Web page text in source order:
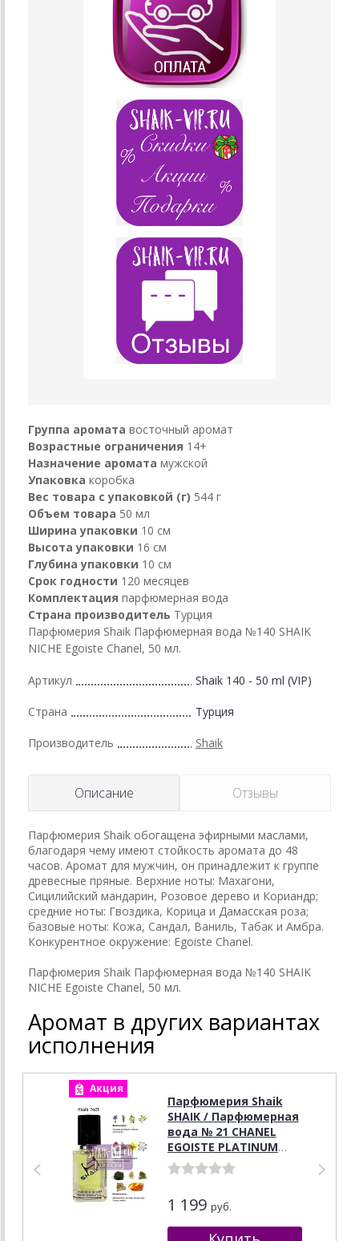
Группа аромата восточный аромат
Возрастные ограничения 14+
Назначение аромата мужской
Упаковка коробка
Вес товара с упаковкой (г) 544 г
Объем товара 50 мл
Ширина упаковки 10 см
Высота упаковки 16 см
Глубина упаковки 10 см
Срок годности 120 месяцев
Комплектация парфюмерная вода
Страна производитель Турция
Парфюмерия Shaik Парфюмерная вода №140 SHAIK
NICHE Egoiste Chanel, 50 мл.
Артикул Shaik 140 - 50 ml (VIP)
Страна Турция
Производитель Shaik
Описание Отзывы
Парфюмерия Shaik обогащена эфирными маслами,
благодаря чему имеют стойкость аромата до 48
часов. Аромат для мужчин, он принадлежит к группе
древесные пряные. Верхние ноты: Махагони,
Сицилийский мандарин, Розовое дерево и Кориандр;
средние ноты: Гвоздика, Корица и Дамасская роза;
базовые ноты: Кожа, Сандал, Ваниль, Табак и Амбра.
Конкурентное окружение: Egoiste Chanel.
Парфюмерия Shaik Парфюмерная вода №140 SHAIK
NICHE Egoiste Chanel, 50 мл.
Аромат в других вариантах
исполнения
Акция
Парфюмерия Shaik
SHAIK / Парфюмерная
вода № 21 CHANEL
EGOISTE PLATINUM
FOR MEN , 50 мл.
1 199 руб.